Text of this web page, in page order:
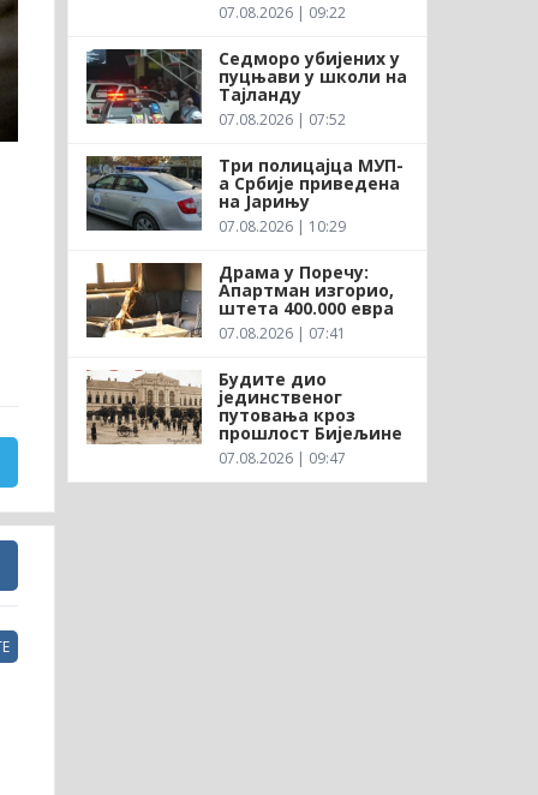
07.08.2026 | 09:22
Седморо убијених у
пуцњави у школи на
Тајланду
07.08.2026 | 07:52
Три полицајца МУП-
а Србије приведена
на Јарињу
07.08.2026 | 10:29
Драма у Поречу:
Апартман изгорио,
штета 400.000 евра
07.08.2026 | 07:41
Будите дио
јединственог
путовања кроз
прошлост Бијељине
07.08.2026 | 09:47